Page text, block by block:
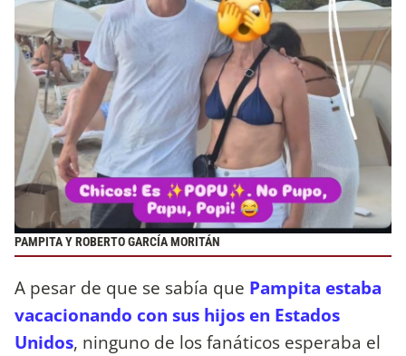
PAMPITA Y ROBERTO GARCÍA MORITÁN
A pesar de que se sabía que Pampita estaba
vacacionando con sus hijos en Estados
Unidos, ninguno de los fanáticos esperaba el